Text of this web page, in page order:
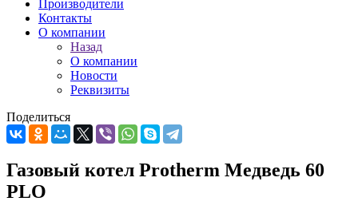
Производители
Контакты
О компании
Назад
О компании
Новости
Реквизиты
Поделиться
Газовый котел Protherm Медведь 60
PLO